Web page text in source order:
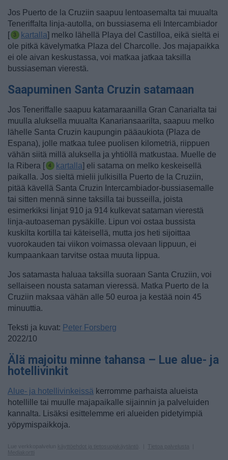
Jos Puerto de la Cruziin saapuu lentoasemalta tai muualta
Teneriffalta linja-autolla, on bussiasema eli Intercambiador
[
kartalla] melko lähellä Playa del Castilloa, eikä sieltä ei
ole pitkä kävelymatka Plaza del Charcolle. Jos majapaikka
ei ole aivan keskustassa, voi matkaa jatkaa taksilla
bussiaseman vierestä.
Saapuminen Santa Cruzin satamaan
Jos Teneriffalle saapuu katamaraanilla Gran Canarialta tai
muulla aluksella muualta Kanariansaarilta, saapuu melko
lähelle Santa Cruzin kaupungin pääaukiota (Plaza de
Espana), jolle matkaa tulee puolisen kilometriä, riippuen
vähän siitä millä aluksella ja yhtiöllä matkustaa. Muelle de
la Ribera [
kartalla] eli satama on melko keskeisellä
paikalla. Jos sieltä mielii julkisilla Puerto de la Cruziin,
pitää kävellä Santa Cruzin Intercambiador-bussiasemalle
tai sitten mennä sinne taksilla tai busseilla, joista
esimerkiksi linjat 910 ja 914 kulkevat sataman vierestä
linja-autoaseman pysäkille. Lipun voi ostaa bussista
kuskilta kortilla tai käteisellä, mutta jos heti sijoittaa
vuorokauden tai viikon voimassa olevaan lippuun, ei
kumpaankaan tarvitse ostaa muuta lippua.
Jos satamasta haluaa taksilla suoraan Santa Cruziin, voi
sellaiseen nousta sataman vieressä. Matka Puerto de la
Cruziin maksaa vähän alle 50 euroa ja kestää noin 45
minuuttia.
Teksti ja kuvat: Peter Forsberg
2022/10
Älä majoitu minne tahansa – Lue alue- ja
hotellivinkit
Alue- ja hotellivinkeissä kerromme parhaista alueista
hotellille tai muulle majapaikalle sijainnin ja palveluiden
kannalta. Lisäksi esittelemme eri alueiden pidetyimpiä
yöpymispaikkoja.
Tietoa palvelusta
Mediakortti